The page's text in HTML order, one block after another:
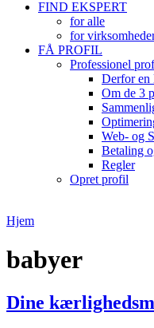
FIND EKSPERT
for alle
for
FÅ PROFIL
Professionel
Derfor
Om de 3
Web- og
Betaling
Regler
Opret profil
Hjem
babyer
Dine